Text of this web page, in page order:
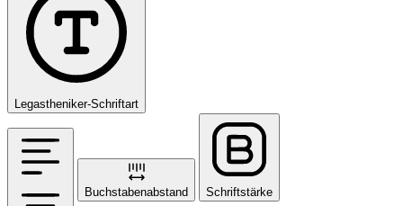
Legastheniker-Schriftart
Buchstabenabstand Schriftstärke